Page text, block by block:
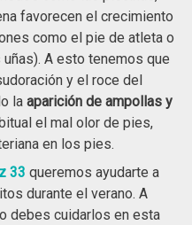
favorecen el crecimiento
como el pie de atleta o
A esto tenemos que
y el roce del
la aparición de ampollas y
el mal olor de pies,
en los pies.
33 queremos ayudarte a
durante el verano. A
debes cuidarlos en esta